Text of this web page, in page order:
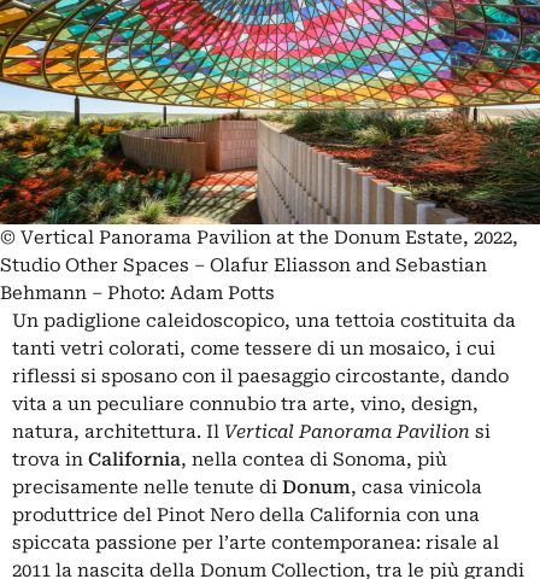
© Vertical Panorama Pavilion at the Donum Estate, 2022,
Studio Other Spaces – Olafur Eliasson and Sebastian
Behmann – Photo: Adam Potts
Un padiglione caleidoscopico, una tettoia costituita da
tanti vetri colorati, come tessere di un mosaico, i cui
riflessi si sposano con il paesaggio circostante, dando
vita a un peculiare connubio tra arte, vino, design,
natura, architettura. Il Vertical Panorama Pavilion si
trova in California, nella contea di Sonoma, più
precisamente nelle tenute di Donum, casa vinicola
produttrice del Pinot Nero della California con una
spiccata passione per l’arte contemporanea: risale al
2011 la nascita della Donum Collection, tra le più grandi